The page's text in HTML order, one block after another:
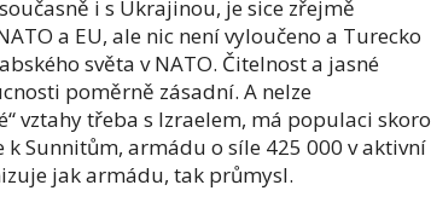
i s Ukrajinou, je sice zřejmě
a EU, ale nic není vyloučeno a Turecko
světa v NATO. Čitelnost a jasné
poměrně zásadní. A nelze
vztahy třeba s Izraelem, má populaci skoro
Sunnitům, armádu o síle 425 000 v aktivní
jak armádu, tak průmysl.